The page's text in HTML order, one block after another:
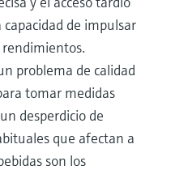
de impulsar
problema de calidad
tomar medidas
desperdicio de
que afectan a
son los